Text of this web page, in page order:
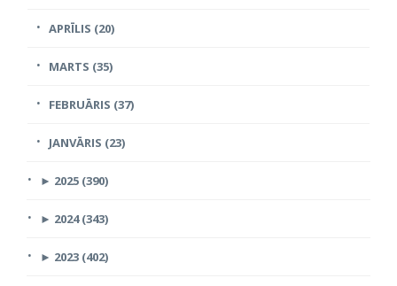
APRĪLIS (20)
MARTS (35)
FEBRUĀRIS (37)
JANVĀRIS (23)
► 2025 (390)
► 2024 (343)
► 2023 (402)